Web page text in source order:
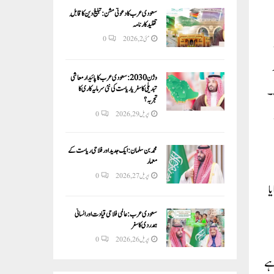
سعودی عرب کا دعوتی مشن: تبلیغ دین کا قابلِ
تقلید کارنامہ
مئی 2, 2026 0
وژن 2030:سعودی عرب کا پائیدار معاشی
تبدیلی کا سفر یا ریاست کی نئی سرمایہ کاری کا
تجربہ؟
اپریل 29, 2026 0
محمد بن سلمان: ایک جدید اور فلاحی ریاست کے
معمار
اپریل 27, 2026 0
سعودی عرب: عالمی فلاحی قیادت اور انسانی
ہمدردی کا سفر
اپریل 26, 2026 0